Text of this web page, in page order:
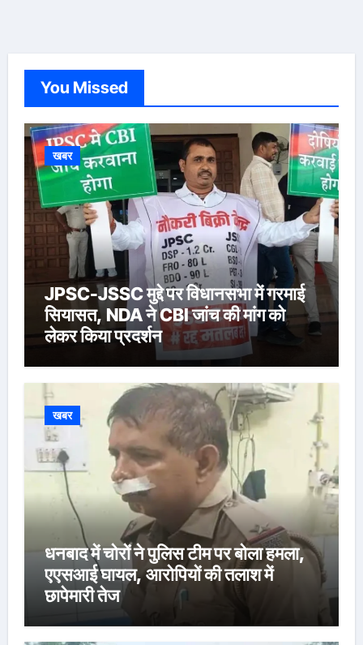
You Missed
खबर
JPSC-JSSC मुद्दे पर विधानसभा में गरमाई
सियासत, NDA ने CBI जांच की मांग को
लेकर किया प्रदर्शन
खबर
धनबाद में चोरों ने पुलिस टीम पर बोला हमला,
एएसआई घायल, आरोपियों की तलाश में
छापेमारी तेज